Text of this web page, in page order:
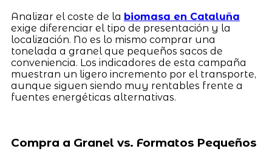
Analizar el coste de la biomasa en Cataluña
exige diferenciar el tipo de presentación y la
localización. No es lo mismo comprar una
tonelada a granel que pequeños sacos de
conveniencia. Los indicadores de esta campaña
muestran un ligero incremento por el transporte,
aunque siguen siendo muy rentables frente a
fuentes energéticas alternativas.
Compra a Granel vs. Formatos Pequeños